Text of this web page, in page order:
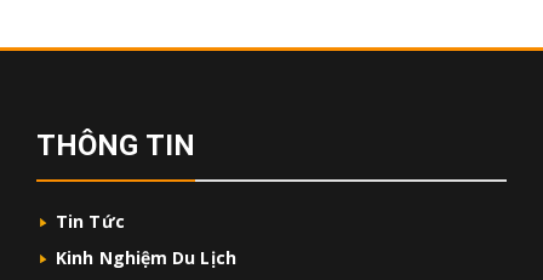
THÔNG TIN
Tin Tức
Kinh Nghiệm Du Lịch